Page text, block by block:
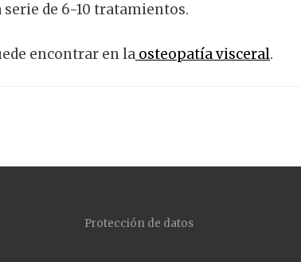
de 6-10 tratamientos.
encontrar en la osteopatía visceral.
Protección de datos